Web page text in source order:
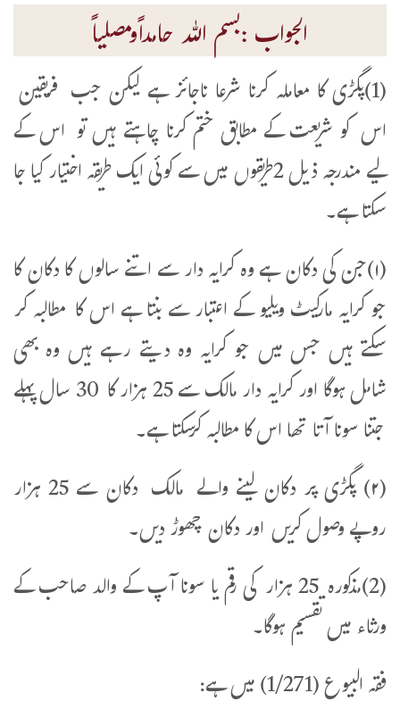
الجواب :بسم اللہ حامداًومصلیاً
(1)پگڑی کا معاملہ کرنا شرعا ناجائز ہے لیکن جب فریقین
اس کو شریعت کے مطابق ختم کرنا چاہتے ہیں تو اس کے
لیے مندرجہ ذیل 2طریقوں میں سے کوئی ایک طریقہ اختیار کیا جا
سکتا ہے۔
(۱)جن کی دکان ہے وہ کرایہ دار سے اتنے سالوں کا دکان کا
جو کرایہ مارکیٹ ویلیو کے اعتبار سے بنتا ہے اس کا مطالبہ کر
سکتے ہیں جس میں جو کرایہ وہ دیتے رہے ہیں وہ بھی
شامل ہوگا اور کرایہ دار مالک سے 25 ہزار کا 30 سال پہلے
جتنا سونا آتا تھا اس کا مطالبہ کرسکتا ہے۔
(۲) پگڑی پر دکان لینے والے مالک دکان سے 25 ہزار
روپے وصول کریں اور دکان چھوڑ دیں۔
(2)مذکورہ 25 ہزار کی رقم یا سونا آپ کے والد صاحب کے
ورثاء میں تقسیم ہوگا۔
فقہ البیوع (1/271) میں ہے: